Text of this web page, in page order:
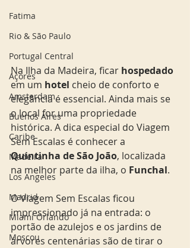
Fatima
Rio & São Paulo
Portugal Central
Açores
Amsterdam
Buenos Aires
Caribe
Madeira
Los Angeles
Madrid
Miami Orlando
Moscou
Na Ilha da Madeira, ficar hospedado
em um hotel cheio de conforto e
elegância é essencial. Ainda mais se
o local for uma propriedade
histórica. A dica especial do Viagem
Sem Escalas é conhecer a
Quintinha de São João, localizada
na melhor parte da ilha, o Funchal.
O Viagem Sem Escalas ficou
impressionado já na entrada: o
portão de azulejos e os jardins de
árvores centenárias são de tirar o